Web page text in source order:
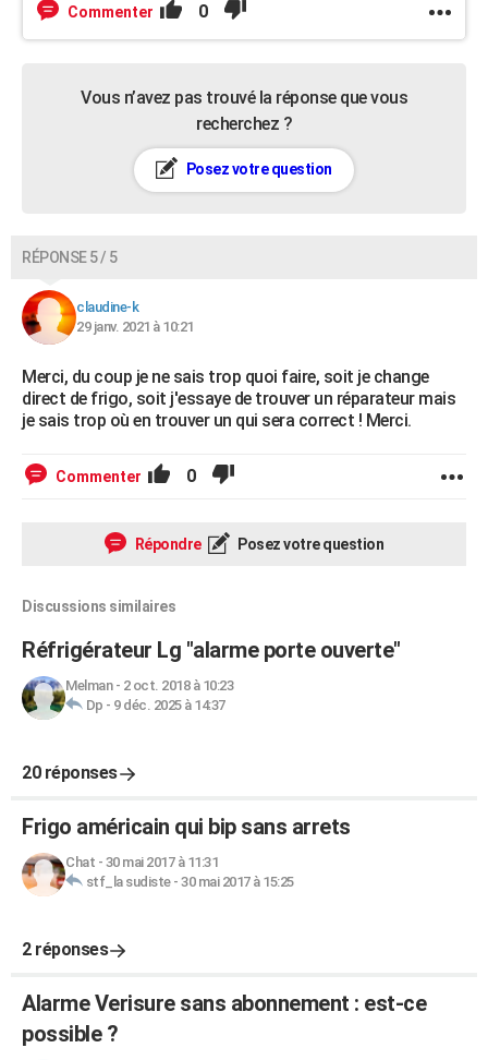
Commenter 0
Vous n’avez pas trouvé la réponse que vous
recherchez ?
Posez votre question
RÉPONSE 5 / 5
claudine-k
29 janv. 2021 à 10:21
Merci, du coup je ne sais trop quoi faire, soit je change
direct de frigo, soit j'essaye de trouver un réparateur mais
je sais trop où en trouver un qui sera correct ! Merci.
Commenter 0
Répondre Posez votre question
Discussions similaires
Réfrigérateur Lg "alarme porte ouverte"
Melman- 2 oct. 2018 à 10:23
Dp - 9 déc. 2025 à 14:37
20 réponses
Frigo américain qui bip sans arrets
Chat - 30 mai 2017 à 11:31
stf_la sudiste- 30 mai 2017 à 15:25
2 réponses
Alarme Verisure sans abonnement : est-ce
possible ?